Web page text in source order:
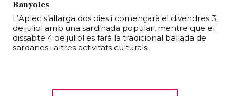
Banyoles
L’Aplec s’allarga dos dies i començarà el divendres 3
de juliol amb una sardinada popular, mentre que el
dissabte 4 de juliol es farà la tradicional ballada de
sardanes i altres activitats culturals.